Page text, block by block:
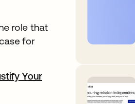
role that
for
Your